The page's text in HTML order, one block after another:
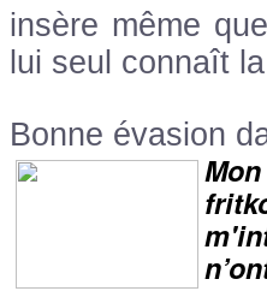
insère même
lui seul connaît
Bonne évasion